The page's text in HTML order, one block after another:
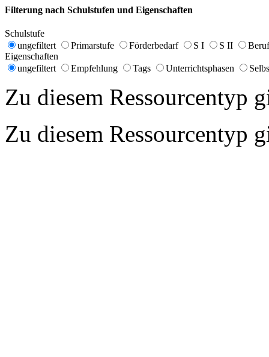
Filterung nach Schulstufen und Eigenschaften
Schulstufe
ungefiltert
Primarstufe Förderbedarf S I S II
Eigenschaften
ungefiltert
Empfehlung Tags Unterrichtsphasen
Zu diesem Ressourcentyp
Zu diesem Ressourcentyp